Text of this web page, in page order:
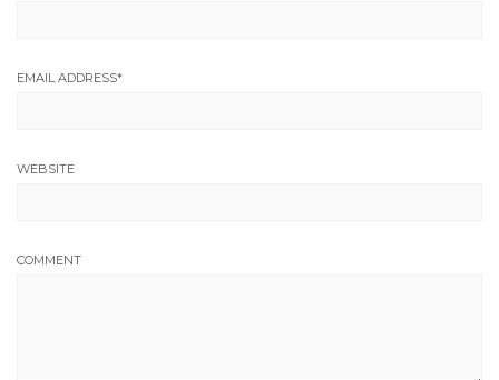
EMAIL ADDRESS*
WEBSITE
COMMENT